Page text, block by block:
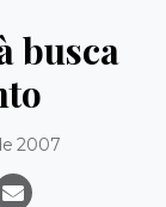
busca
2007